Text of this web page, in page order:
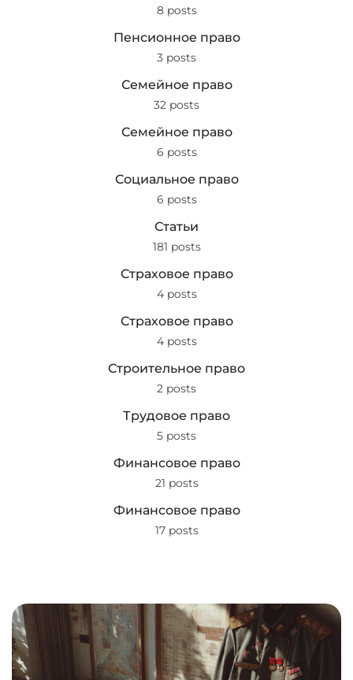
8 posts
Пенсионное право
3 posts
Семейное право
32 posts
Семейное право
6 posts
Социальное право
6 posts
Статьи
181 posts
Страховое право
4 posts
Страховое право
4 posts
Строительное право
2 posts
Трудовое право
5 posts
Финансовое право
21 posts
Финансовое право
17 posts